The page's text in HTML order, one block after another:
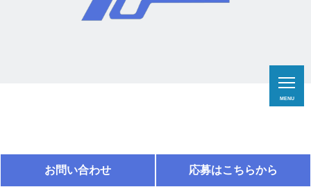
MENU
お問い合わせ 応募はこちらから